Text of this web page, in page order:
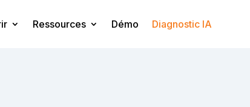
Ressources Démo Diagnostic IA